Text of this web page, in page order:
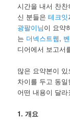
시간을 내서 찬
신 분들은테크잇
광팔이님이 요약
는 더넥스트웹,
디어에서 보고서
많은 요약본이
차이를 두고 동
어떤 내용이 달
1. 개요